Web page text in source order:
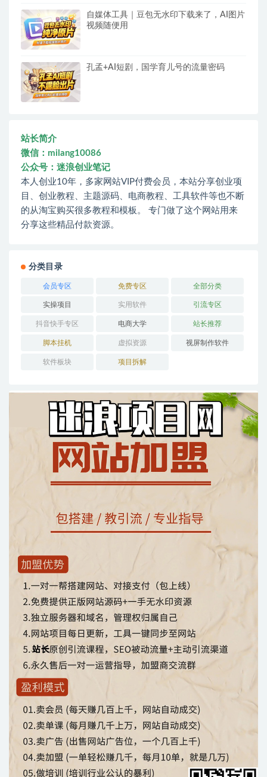
自媒体工具｜豆包无水印下载来了，AI图片
视频随便用
孔孟+AI短剧，国学育儿号的流量密码
站长简介
微信：milang10086
公众号：迷浪创业笔记
本人创业10年，多家网站VIP付费会员，本站分享创业项
目、创业教程、主题源码、电商教程、工具软件等也不断
的从淘宝购买很多教程和模板。 专门做了这个网站用来
分享这些精品付款资源。
分类目录
会员专区 免费专区 全部分类
实操项目 实用软件 引流专区
抖音快手专区 电商大学 站长推荐
脚本挂机 虚拟资源 视屏制作软件
软件板块 项目拆解